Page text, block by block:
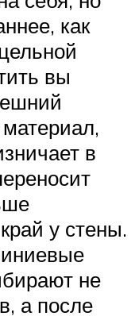
как
вы
в
у стены.
не
а после